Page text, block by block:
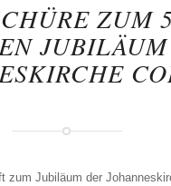
ZUM
zum Jubiläum der